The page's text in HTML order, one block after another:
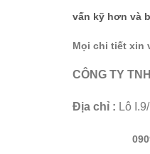
vấn kỹ hơn và
Mọi chi tiết xin
CÔNG TY
Địa chỉ : Lô